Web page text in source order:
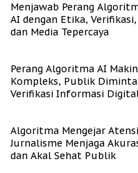
Menjawab Perang
AI dengan Etika, Verifikasi,
dan Media Tepercaya
Perang Algoritma AI Makin
Kompleks, Publik Diminta
Verifikasi Informasi
Algoritma Mengejar
Jurnalisme Menjaga
dan Akal Sehat Publik